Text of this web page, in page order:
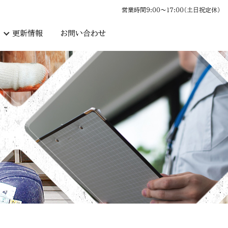
更新情報 お問い合わせ
営業時間9:00〜17:00（土日祝定休）